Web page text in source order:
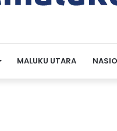
MALUKU UTARA